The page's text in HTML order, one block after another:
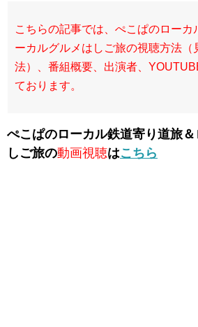
こちらの記事では、ぺこぱのローカ
ーカルグルメはしご旅の視聴方法（
法）、番組概要、出演者、
ております。
ぺこぱのローカル鉄道寄り道旅
しご旅の動画視聴はこちら